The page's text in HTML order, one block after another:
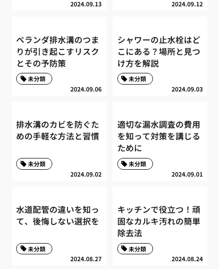
2024.09.13 2024.09.12
ベランダ排水溝のつま
りが引き起こすリスク
とその予防策
2024.09.06
未分類
シャワーの止水栓はど
こにある？場所と見つ
け方を解説
2024.09.03
未分類
排水溝のカビを防ぐた
めの手軽な方法と習慣
2024.09.02
未分類
適切な漏水調査の費用
を知って対策を講じる
ために
2024.09.01
未分類
水道配管の違いを知っ
て、後悔しない選択を
2024.08.27
未分類
キッチンで役立つ！頑
固なカルキ汚れの簡単
除去法
2024.08.24
未分類